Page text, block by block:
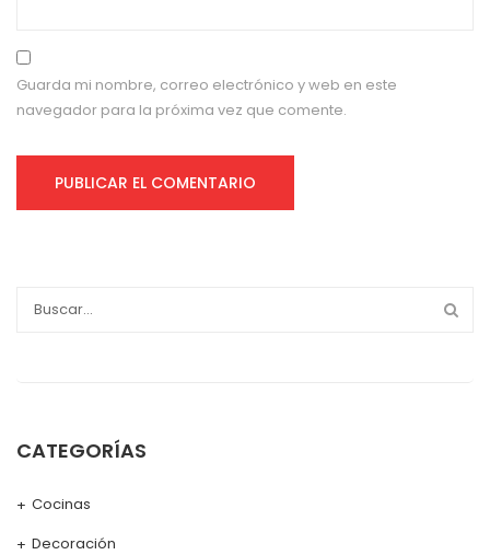
Guarda mi nombre, correo electrónico y web en este
navegador para la próxima vez que comente.
CATEGORÍAS
Cocinas
Decoración